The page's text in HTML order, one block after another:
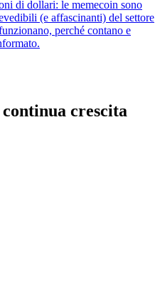
di dollari: le memecoin sono
(e affascinanti) del settore
perché contano e
crescita